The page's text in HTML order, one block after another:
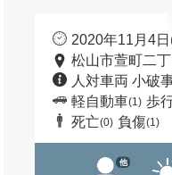
2020年11月4
松山市萱町二
人対車両 小破
軽自動車(1) 歩
死亡(0) 負傷(1)
他